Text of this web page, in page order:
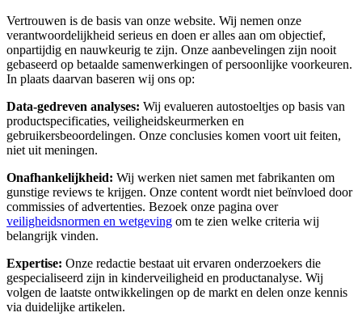
Vertrouwen is de basis van onze website. Wij nemen onze
verantwoordelijkheid serieus en doen er alles aan om objectief,
onpartijdig en nauwkeurig te zijn. Onze aanbevelingen zijn nooit
gebaseerd op betaalde samenwerkingen of persoonlijke voorkeuren.
In plaats daarvan baseren wij ons op:
Data-gedreven analyses: Wij evalueren autostoeltjes op basis van
productspecificaties, veiligheidskeurmerken en
gebruikersbeoordelingen. Onze conclusies komen voort uit feiten,
niet uit meningen.
Onafhankelijkheid: Wij werken niet samen met fabrikanten om
gunstige reviews te krijgen. Onze content wordt niet beïnvloed door
commissies of advertenties. Bezoek onze pagina over
veiligheidsnormen en wetgeving om te zien welke criteria wij
belangrijk vinden.
Expertise: Onze redactie bestaat uit ervaren onderzoekers die
gespecialiseerd zijn in kinderveiligheid en productanalyse. Wij
volgen de laatste ontwikkelingen op de markt en delen onze kennis
via duidelijke artikelen.